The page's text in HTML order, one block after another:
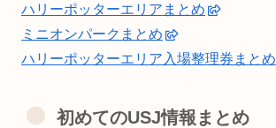
ハリーポッターエリアまとめ
ミニオンパークまとめ
ハリーポッターエリア入場整理券まとめ
初めてのUSJ情報まとめ